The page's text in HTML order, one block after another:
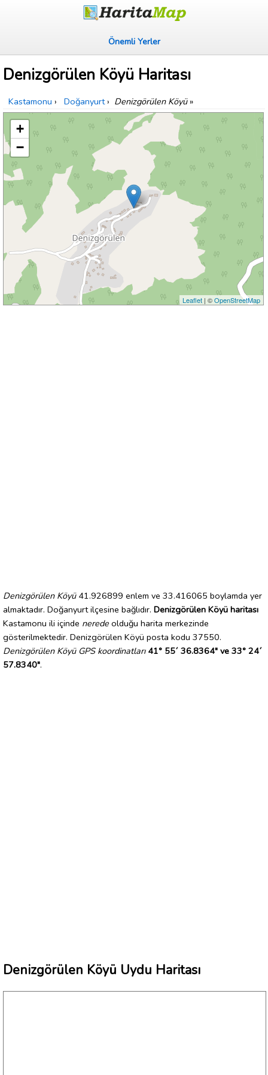
Önemli Yerler
Denizgörülen Köyü Haritası
Kastamonu › Doğanyurt › Denizgörülen Köyü»
+
−
Leaflet| ©OpenStreetMap
Denizgörülen Köyü41.926899 enlem ve 33.416065 boylamda yer
almaktadır. Doğanyurt ilçesine bağlıdır. Denizgörülen Köyü haritası
Kastamonu ili içinde nerede olduğu harita merkezinde
gösterilmektedir. Denizgörülen Köyü posta kodu 37550.
Denizgörülen Köyü GPS koordinatları 41° 55´ 36.8364" ve 33° 24´
57.8340".
Denizgörülen Köyü Uydu Haritası